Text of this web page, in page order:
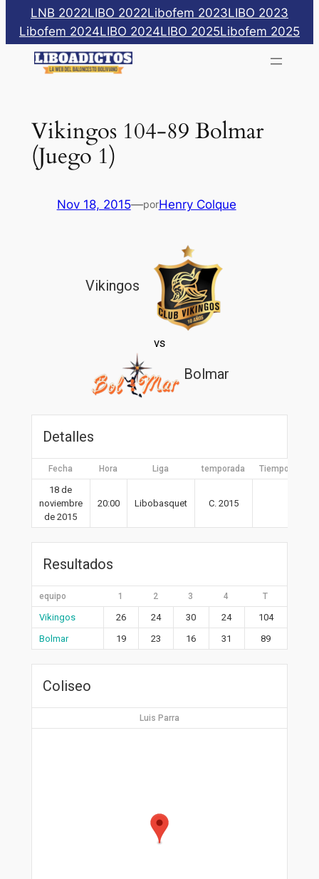
Saltar
contenido
LNB 2022LIBO 2022Libofem 2023LIBO 2023
Libofem 2024LIBO 2024LIBO 2025Libofem 2025
Vikingos 104-89 Bolmar
(Juego 1)
Nov 18, 2015—porHenry Colque
Vikingos
vs
Bolmar
Detalles
Fecha Hora Liga temporada Tiempo
18 de
noviembre
de 2015
20:00 Libobasquet C. 2015
Resultados
equipo 1 2 3 4 T
Vikingos 26 24 30 24
104
Bolmar
19 23 16 31 89
Coliseo
Luis Parra